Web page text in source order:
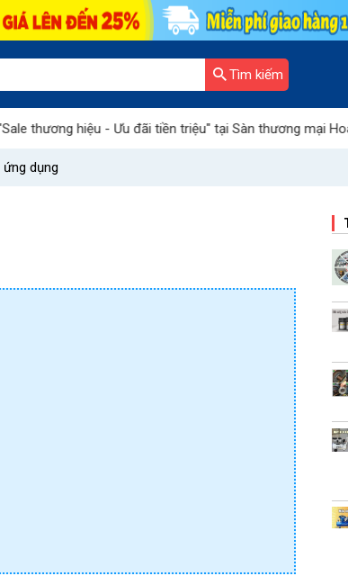
Tìm kiếm
- Ưu đãi tiền triệu" tại Sàn thương mại Hoàng Liên
dụng